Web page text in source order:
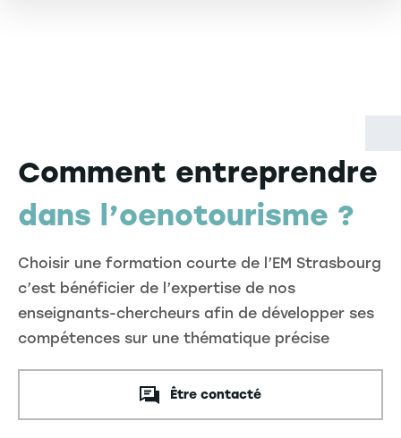
Comment entreprendre
dans l’oenotourisme ?
Choisir une formation courte de l’EM Strasbourg
c’est bénéficier de l’expertise de nos
enseignants-chercheurs afin de développer ses
compétences sur une thématique précise
Être contacté